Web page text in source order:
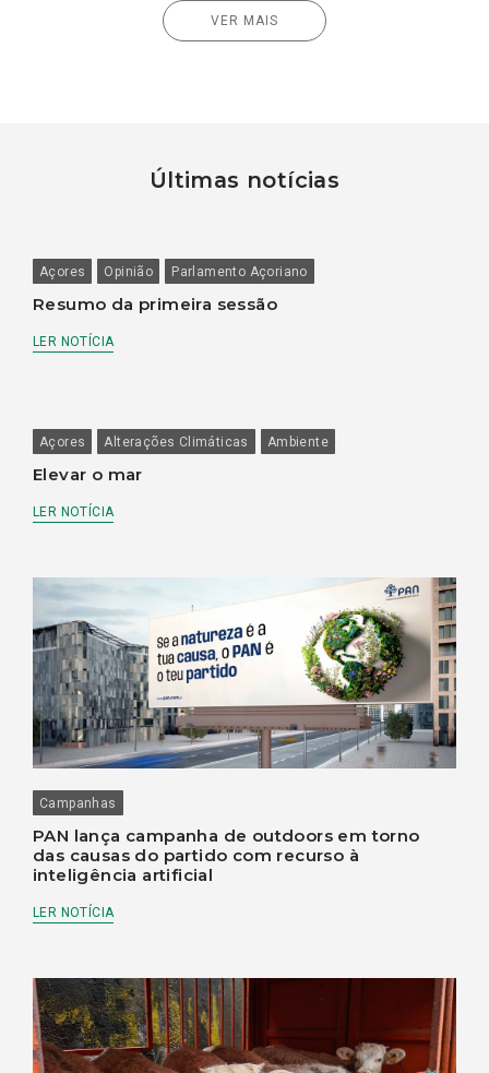
VER MAIS
Últimas notícias
Açores Opinião Parlamento Açoriano
Resumo da primeira sessão
LER NOTÍCIA
Açores Alterações Climáticas Ambiente
Elevar o mar
LER NOTÍCIA
Campanhas
PAN lança campanha de outdoors em torno
das causas do partido com recurso à
inteligência artificial
LER NOTÍCIA